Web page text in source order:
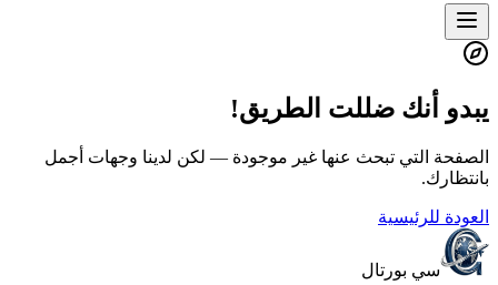
يبدو أنك ضللت الطريق!
الصفحة التي تبحث عنها غير موجودة — لكن لدينا وجهات أجمل
بانتظارك.
العودة للرئيسية
سي بورتال